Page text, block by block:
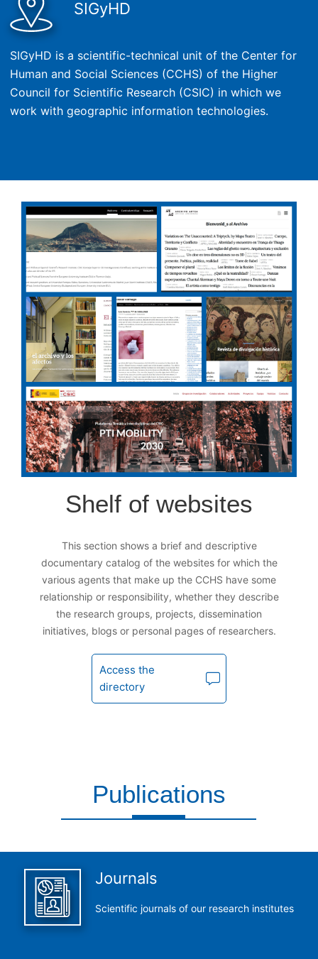
SIGyHD
SIGyHD is a scientific-technical unit of the Center for
Human and Social Sciences (CCHS) of the Higher
Council for Scientific Research (CSIC) in which we
work with geographic information technologies.
Shelf of websites
This section shows a brief and descriptive
documentary catalog of the websites for which the
various agents that make up the CCHS have some
relationship or responsibility, whether they describe
the research groups, projects, dissemination
initiatives, blogs or personal pages of researchers.
Access the
directory
Publications
Journals
Scientific journals of our research institutes